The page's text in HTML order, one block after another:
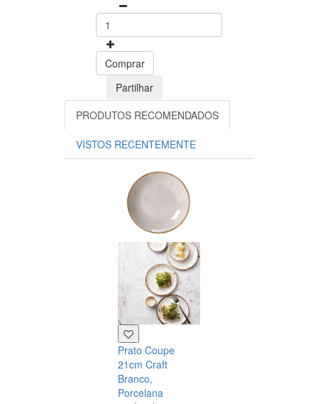
Comprar
Partilhar
PRODUTOS RECOMENDADOS
VISTOS RECENTEMENTE
Prato Coupe
21cm Craft
Branco,
Porcelana